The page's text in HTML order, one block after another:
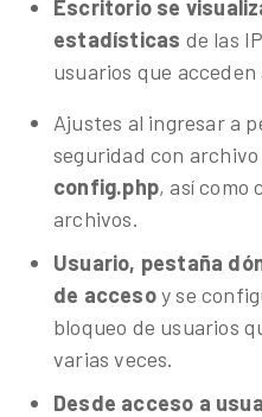
Escritorio se
estadísticas de las
usuarios que
Ajustes al ingresar a
seguridad con archivo
config.php, así como
archivos.
Usuario, pestaña
de accesoy se
bloqueo de usuarios
varias veces.
Desde acceso a